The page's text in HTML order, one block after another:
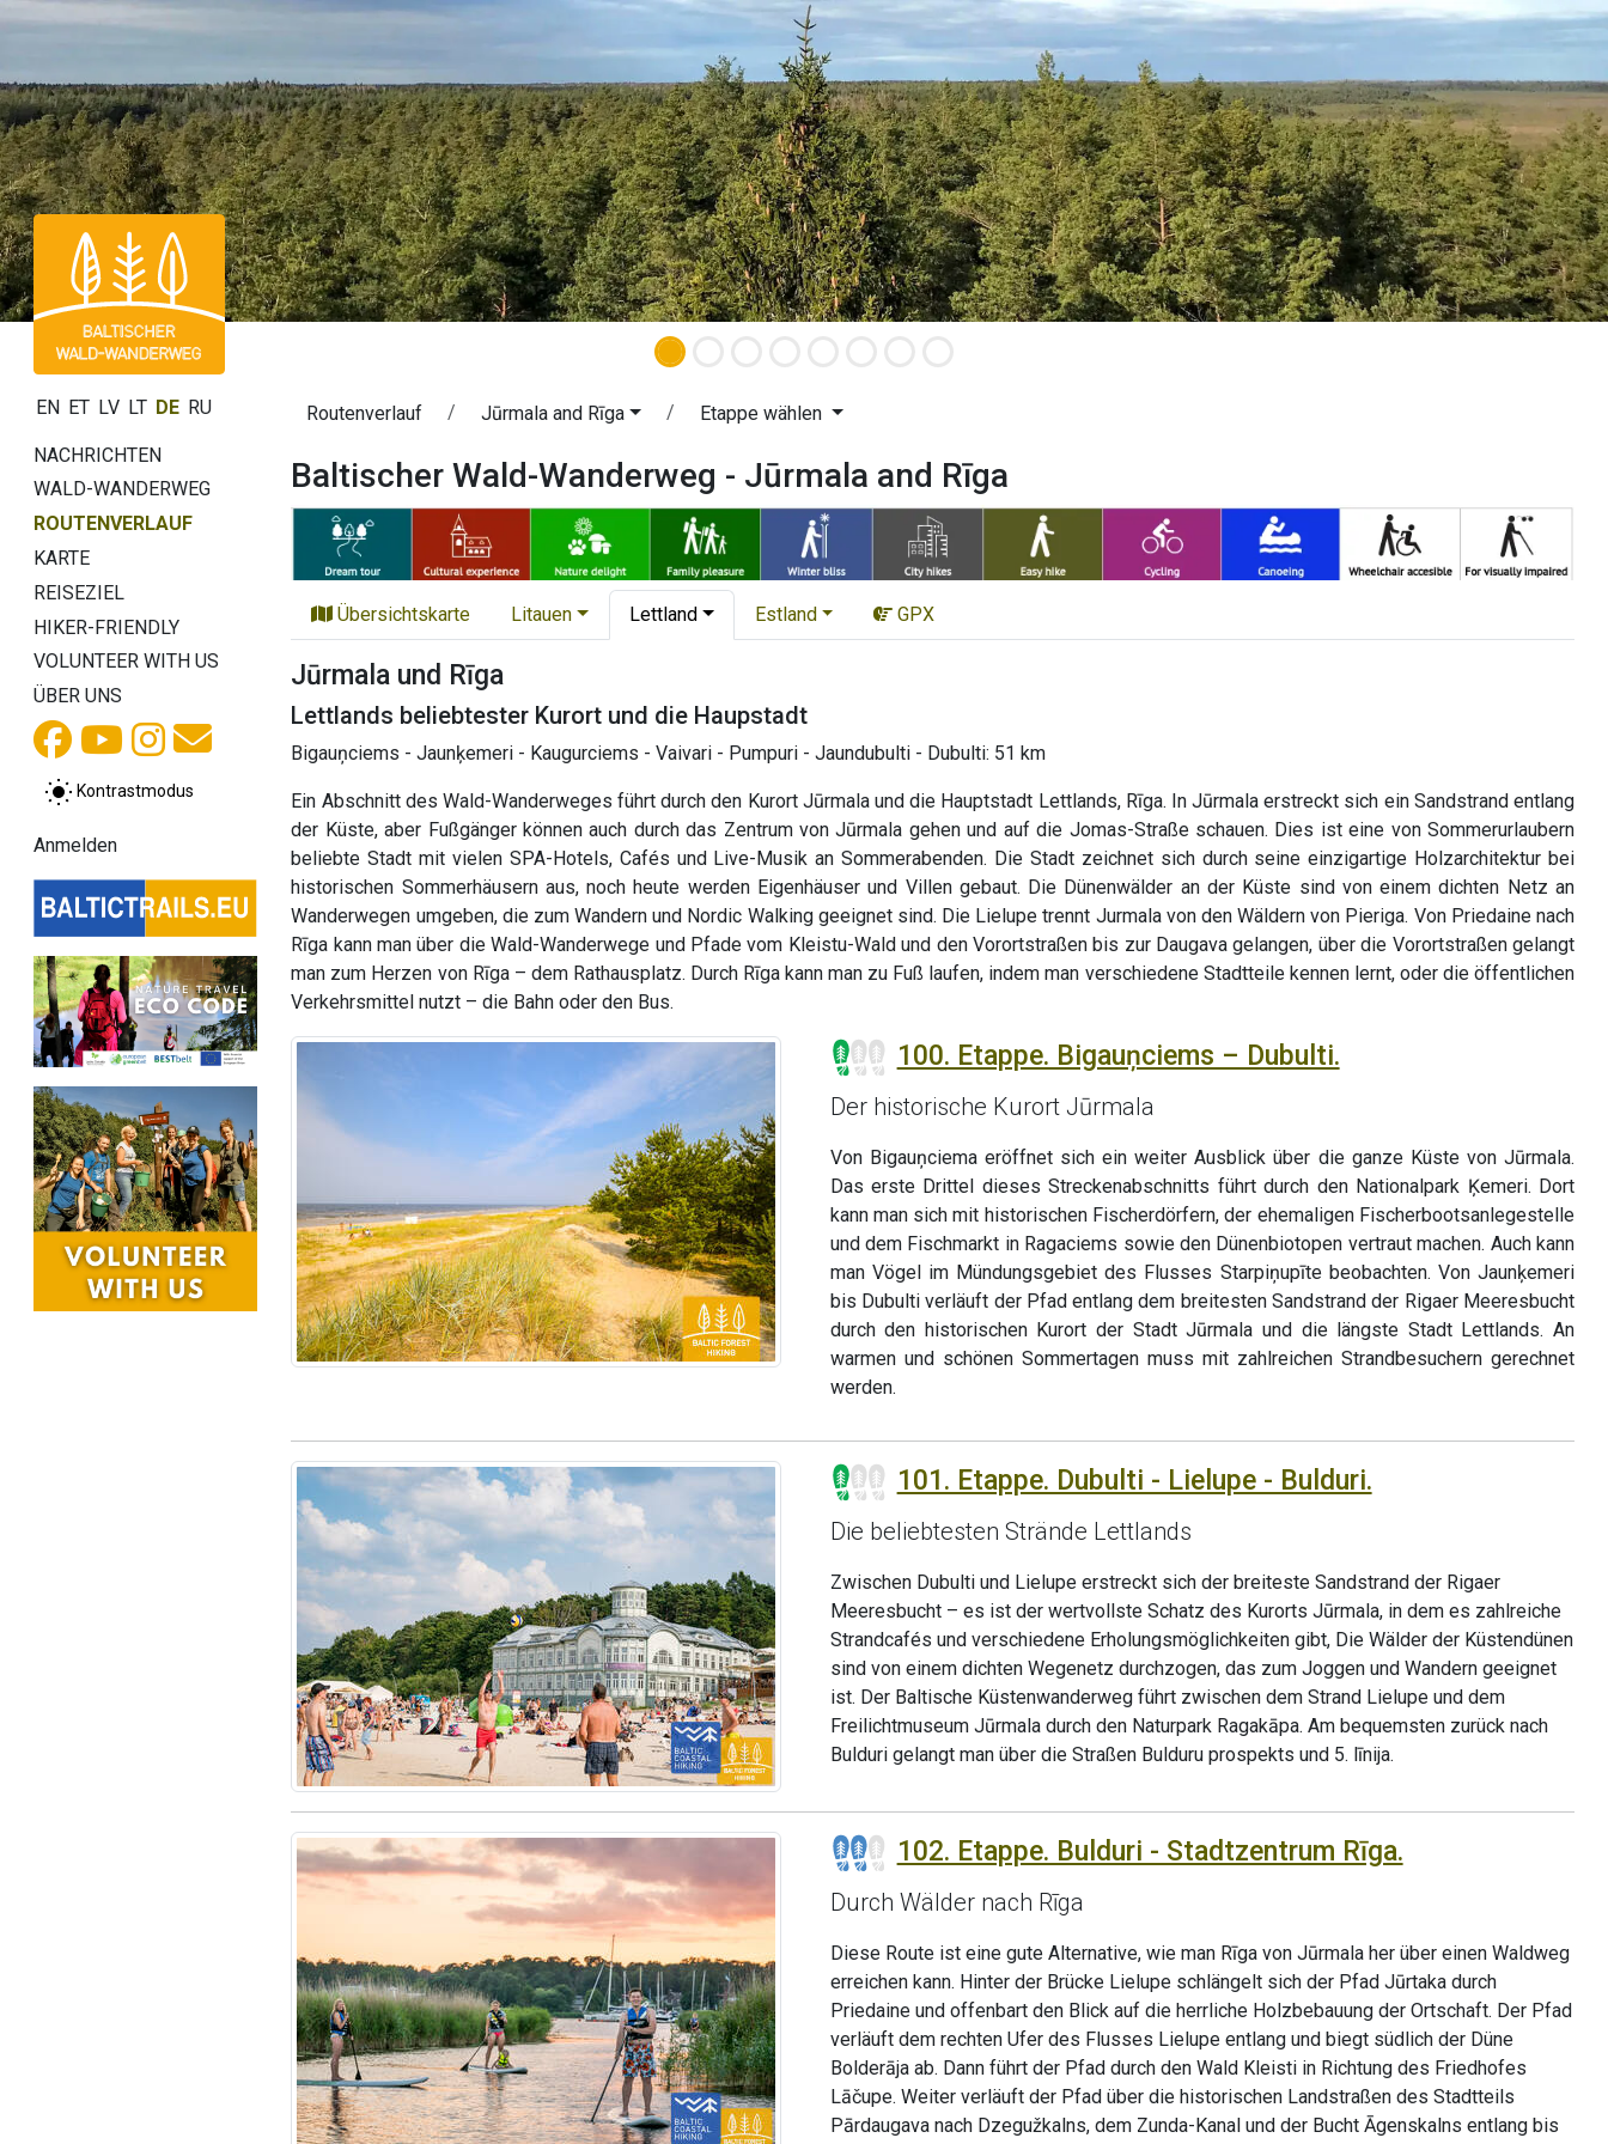
EN ET LV LT DE RU
NACHRICHTEN
WALD-WANDERWEG
ROUTENVERLAUF
KARTE
REISEZIEL
HIKER-FRIENDLY
VOLUNTEER WITH US
ÜBER UNS
Kontrastmodus
Anmelden
Routenverlauf Jūrmala and Rīga Etappe wählen
Baltischer Wald-Wanderweg - Jūrmala and Rīga
Übersichtskarte Litauen Lettland Estland GPX
Jūrmala und Rīga
Lettlands beliebtester Kurort und die Haupstadt
Bigauņciems - Jaunķemeri - Kaugurciems - Vaivari - Pumpuri - Jaundubulti - Dubulti: 51 km
Ein Abschnitt des Wald-Wanderweges führt durch den Kurort Jūrmala und die Hauptstadt Lettlands, Rīga. In Jūrmala erstreckt sich ein Sandstrand entlang
der Küste, aber Fußgänger können auch durch das Zentrum von Jūrmala gehen und auf die Jomas-Straße schauen. Dies ist eine von Sommerurlaubern
beliebte Stadt mit vielen SPA-Hotels, Cafés und Live-Musik an Sommerabenden. Die Stadt zeichnet sich durch seine einzigartige Holzarchitektur bei
historischen Sommerhäusern aus, noch heute werden Eigenhäuser und Villen gebaut. Die Dünenwälder an der Küste sind von einem dichten Netz an
Wanderwegen umgeben, die zum Wandern und Nordic Walking geeignet sind. Die Lielupe trennt Jurmala von den Wäldern von Pieriga. Von Priedaine nach
Rīga kann man über die Wald-Wanderwege und Pfade vom Kleistu-Wald und den Vorortstraßen bis zur Daugava gelangen, über die Vorortstraßen gelangt
man zum Herzen von Rīga – dem Rathausplatz. Durch Rīga kann man zu Fuß laufen, indem man verschiedene Stadtteile kennen lernt, oder die öffentlichen
Verkehrsmittel nutzt – die Bahn oder den Bus.
100. Etappe. Bigauņciems – Dubulti.
Der historische Kurort Jūrmala
Von Bigauņciema eröffnet sich ein weiter Ausblick über die ganze Küste von Jūrmala.
Das erste Drittel dieses Streckenabschnitts führt durch den Nationalpark Ķemeri. Dort
kann man sich mit historischen Fischerdörfern, der ehemaligen Fischerbootsanlegestelle
und dem Fischmarkt in Ragaciems sowie den Dünenbiotopen vertraut machen. Auch kann
man Vögel im Mündungsgebiet des Flusses Starpiņupīte beobachten. Von Jaunķemeri
bis Dubulti verläuft der Pfad entlang dem breitesten Sandstrand der Rigaer Meeresbucht
durch den historischen Kurort der Stadt Jūrmala und die längste Stadt Lettlands. An
warmen und schönen Sommertagen muss mit zahlreichen Strandbesuchern gerechnet
werden.
101. Etappe. Dubulti - Lielupe - Bulduri.
Die beliebtesten Strände Lettlands
Zwischen Dubulti und Lielupe erstreckt sich der breiteste Sandstrand der Rigaer
Meeresbucht – es ist der wertvollste Schatz des Kurorts Jūrmala, in dem es zahlreiche
Strandcafés und verschiedene Erholungsmöglichkeiten gibt, Die Wälder der Küstendünen
sind von einem dichten Wegenetz durchzogen, das zum Joggen und Wandern geeignet
ist. Der Baltische Küstenwanderweg führt zwischen dem Strand Lielupe und dem
Freilichtmuseum Jūrmala durch den Naturpark Ragakāpa. Am bequemsten zurück nach
Bulduri gelangt man über die Straßen Bulduru prospekts und 5. līnija.
102. Etappe. Bulduri - Stadtzentrum Rīga.
Durch Wälder nach Rīga
Diese Route ist eine gute Alternative, wie man Rīga von Jūrmala her über einen Waldweg
erreichen kann. Hinter der Brücke Lielupe schlängelt sich der Pfad Jūrtaka durch
Priedaine und offenbart den Blick auf die herrliche Holzbebauung der Ortschaft. Der Pfad
verläuft dem rechten Ufer des Flusses Lielupe entlang und biegt südlich der Düne
Bolderāja ab. Dann führt der Pfad durch den Wald Kleisti in Richtung des Friedhofes
Lāčupe. Weiter verläuft der Pfad über die historischen Landstraßen des Stadtteils
Pārdaugava nach Dzegužkalns, dem Zunda-Kanal und der Bucht Āgenskalns entlang bis